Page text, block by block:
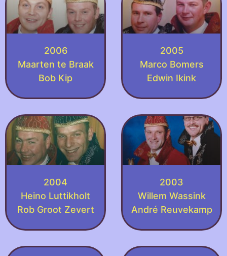
2006
Maarten te Braak
Bob Kip
2005
Marco Bomers
Edwin Ikink
2004
Heino Luttikholt
Rob Groot Zevert
2003
Willem Wassink
André Reuvekamp